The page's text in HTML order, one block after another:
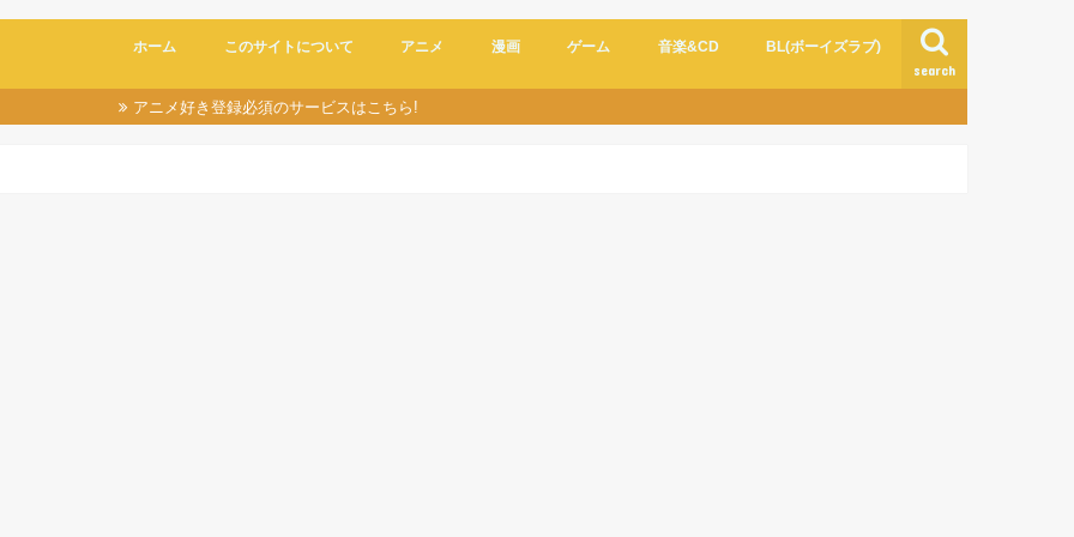
search
ホーム このサイトについて アニメ 漫画 ゲーム 音楽&CD BL(ボーイズラブ)
アニメ好き登録必須のサービスはこちら!